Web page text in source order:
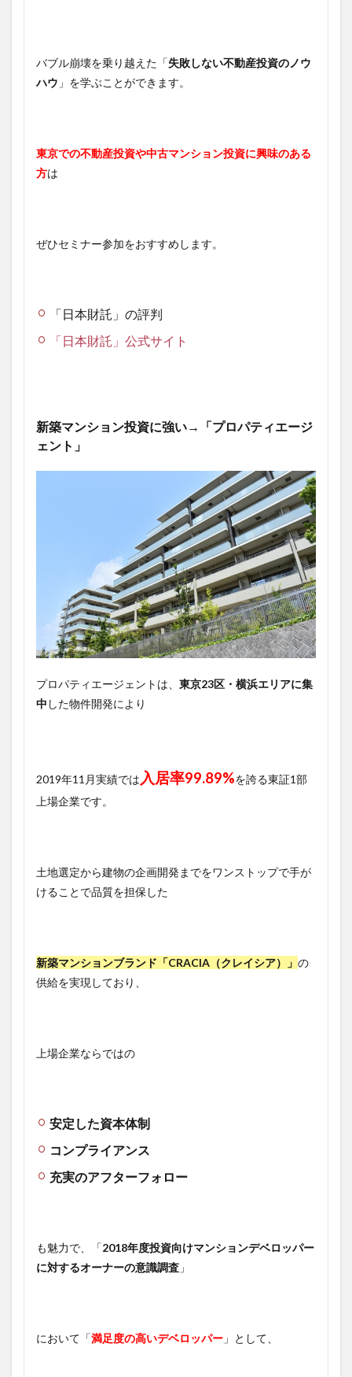
バブル崩壊を乗り越えた「失敗しない不動産投資のノウ
ハウ 」を学ぶことができます。
東京での不動産投資や中古マンション投資に興味のある
方は
ぜひセミナー参加をおすすめします。
「日本財託」の評判
「日本財託」公式サイト
新築マンション投資に強い→「プロパティエージ
ェント」
プロパティエージェントは、 東京23区・横浜エリアに集
中 した物件開発により
2019年11月実績では 入居率99.89%を誇る東証1部
上場企業です。
土地選定から建物の企画開発までをワンストップで手が
けることで品質を担保した
新築マンションブランド「CRACIA（クレイシア）」 の
供給を実現しており、
上場企業ならではの
安定した資本体制
コンプライアンス
充実のアフターフォロー
も魅力で、「2018年度投資向けマンションデベロッパー
に対するオーナーの意識調査 」
において「満足度の高いデベロッパー 」として、